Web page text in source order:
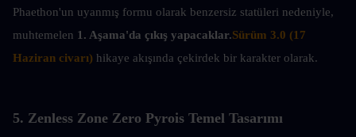
Phaethon'un uyanmış formu olarak benzersiz statüleri nedeniyle,
muhtemelen 1. Aşama'da çıkış yapacaklar.Sürüm 3.0 (17
Haziran civarı) hikaye akışında çekirdek bir karakter olarak.
5. Zenless Zone Zero Pyrois Temel Tasarımı